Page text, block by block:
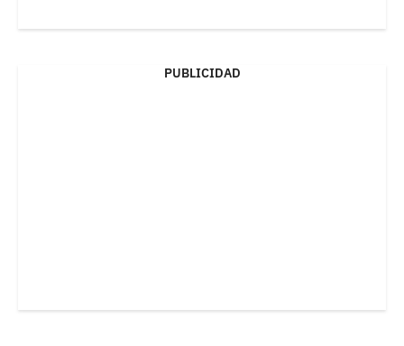
PUBLICIDAD